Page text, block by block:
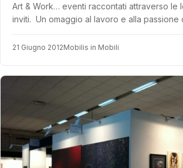
Art & Work… eventi raccontati attraverso le
inviti. Un omaggio al lavoro e alla passione
21 Giugno 2012Mobilis in Mobili